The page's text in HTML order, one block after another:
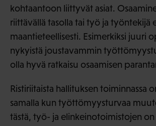
kohtaantoon liittyvät asiat.
riittävällä tasolla tai työ ja työntekijä
maantieteellisesti. Esimerkiksi juuri
nykyistä joustavammin
olla hyvä ratkaisu osaamisen
Ristiriitaista hallituksen toiminnassa
samalla kun työttömyysturvaa
tästä, työ- ja elinkeinotoimistojen